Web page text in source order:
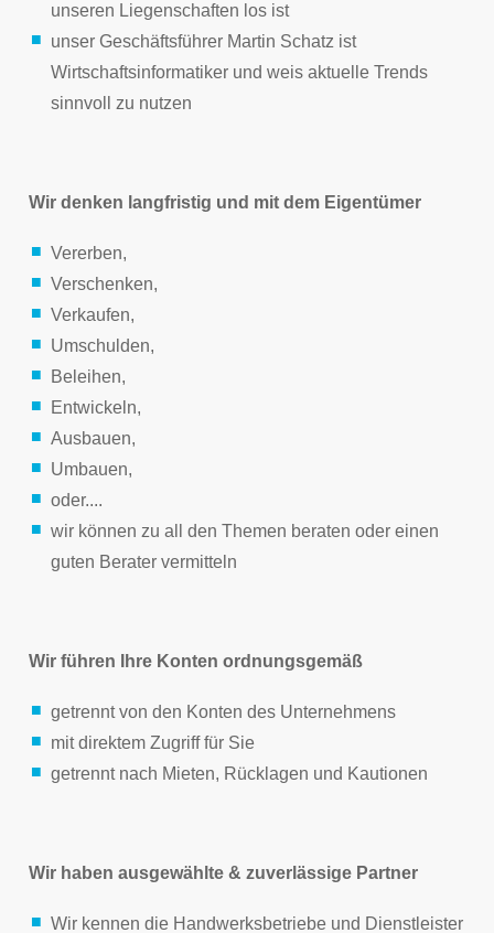
unseren Liegenschaften los ist
unser Geschäftsführer Martin Schatz ist
Wirtschaftsinformatiker und weis aktuelle Trends
sinnvoll zu nutzen
Wir denken langfristig und mit dem Eigentümer
Vererben,
Verschenken,
Verkaufen,
Umschulden,
Beleihen,
Entwickeln,
Ausbauen,
Umbauen,
oder....
wir können zu all den Themen beraten oder einen
guten Berater vermitteln
Wir führen Ihre Konten ordnungsgemäß
getrennt von den Konten des Unternehmens
mit direktem Zugriff für Sie
getrennt nach Mieten, Rücklagen und Kautionen
Wir haben ausgewählte & zuverlässige Partner
Wir kennen die Handwerksbetriebe und Dienstleister